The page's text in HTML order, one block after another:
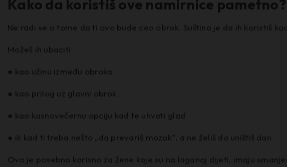
Kako da koristiš ove namirnice pametno?
Ne radi se o tome da ti ovo bude ceo obrok. Suština je da ih koristiš
Možeš ih ubaciti
● kao užinu između obroka
● kao prilog uz glavni obrok
● kao kasnovečernu opciju kad te uhvati glad
● ili kad ti treba nešto „da prevariš mozak“, a ne želiš da uništiš dan
Ovo je posebno korisno za žene koje su na laganoj dijeti, imaju